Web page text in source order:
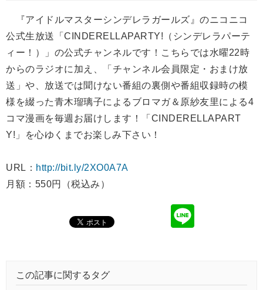
『アイドルマスターシンデレラガールズ』のニコニコ
公式生放送「CINDERELLAPARTY!（シンデレラパーテ
ィー！）」の公式チャンネルです！こちらでは水曜22時
からのラジオに加え、「チャンネル会員限定・おまけ放
送」や、放送では聞けない番組の裏側や番組収録時の模
様を綴った青木瑠璃子によるブロマガ＆原紗友里による4
コマ漫画を毎週お届けします！「CINDERELLAPART
Y!」を心ゆくまでお楽しみ下さい！
URL： http://bit.ly/2XO0A7A
月額：550円（税込み）
この記事に関するタグ